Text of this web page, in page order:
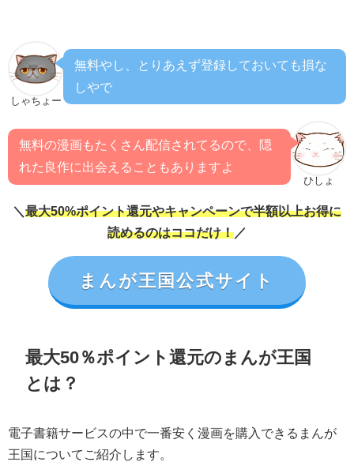
しゃちょー
無料やし、とりあえず登録しておいても損な
しやで
ひしょ
無料の漫画もたくさん配信されてるので、隠
れた良作に出会えることもありますよ
＼ 最大50%ポイント還元やキャンペーンで半額以上お得に
読めるのはココだけ！／
まんが王国公式サイト
最大50％ポイント還元のまんが王国
とは？
電子書籍サービスの中で一番安く漫画を購入できるまんが
王国についてご紹介します。